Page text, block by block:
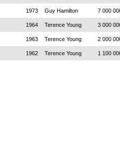
1973 Guy Hamilton 7 000
1964 Terence Young 3 000
1963 Terence Young 2 000
1962 Terence Young 1 100